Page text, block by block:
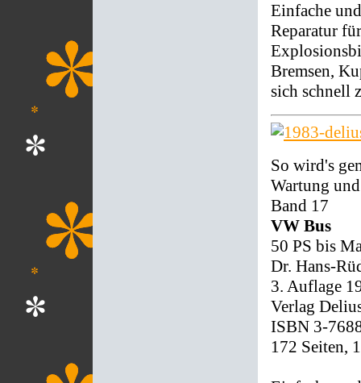
Einfache
Reparatur
Bremsen,
sich schnell
So wird's
Wartung
Band 17
VW Bus
50 PS bis
Dr. Hans-
3. Auflage
Verlag
ISBN 3-
172 Seiten,